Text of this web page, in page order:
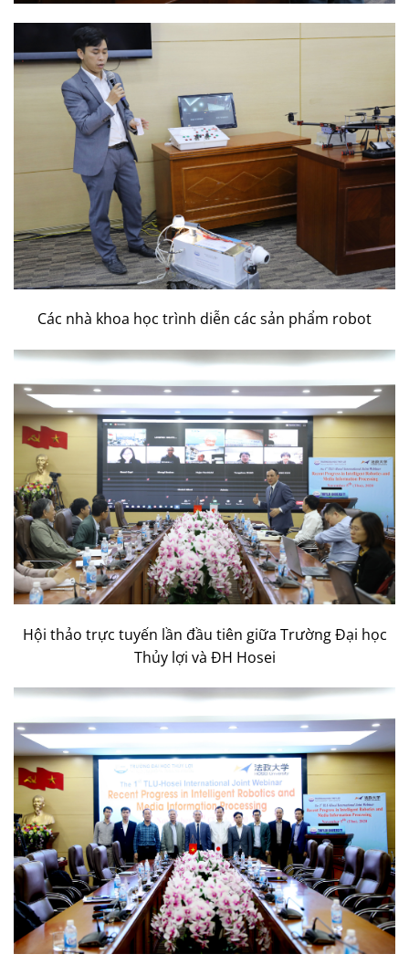
Các nhà khoa học trình diễn các sản phẩm robot
Hội thảo trực tuyến lần đầu tiên giữa Trường Đại học
Thủy lợi và ĐH Hosei